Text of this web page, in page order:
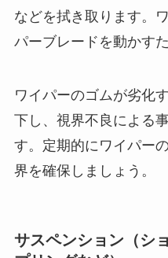
などを拭き取ります。
パーブレードを動かす
ワイパーのゴムが劣化
下し、視界不良による
す。定期的にワイパー
界を確保しましょう。
サスペンション（シ